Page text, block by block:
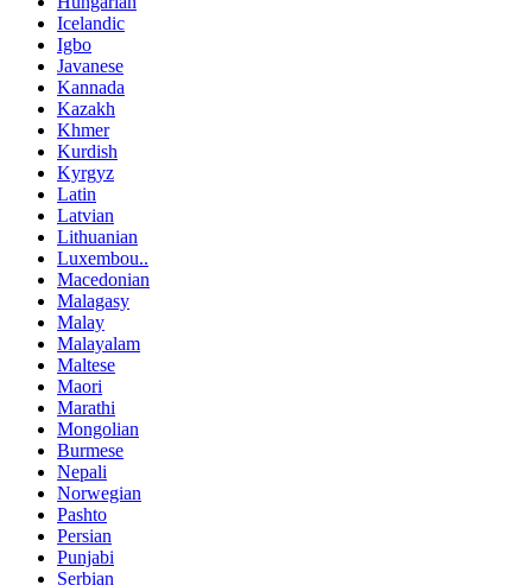
Icelandic
Igbo
Javanese
Kannada
Kazakh
Khmer
Kurdish
Kyrgyz
Latin
Latvian
Lithuanian
Luxembou..
Macedonian
Malagasy
Malay
Malayalam
Maltese
Maori
Marathi
Mongolian
Burmese
Nepali
Norwegian
Pashto
Persian
Punjabi
Serbian